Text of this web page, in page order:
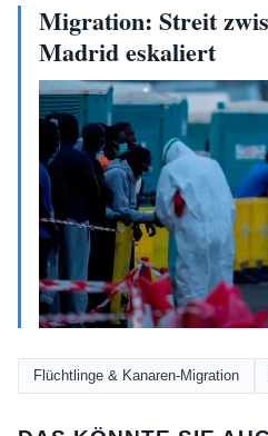
Migration: Streit
Madrid eskaliert
Flüchtlinge & Kanaren-Migration